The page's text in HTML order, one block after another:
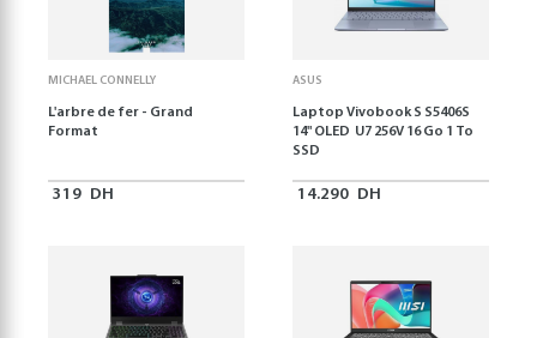
MICHAEL CONNELLY
L'arbre de fer - Grand
Format
319 DH
ASUS
Laptop Vivobook S S5406S
14" OLED U7 256V 16 Go 1 To
SSD
14.290 DH